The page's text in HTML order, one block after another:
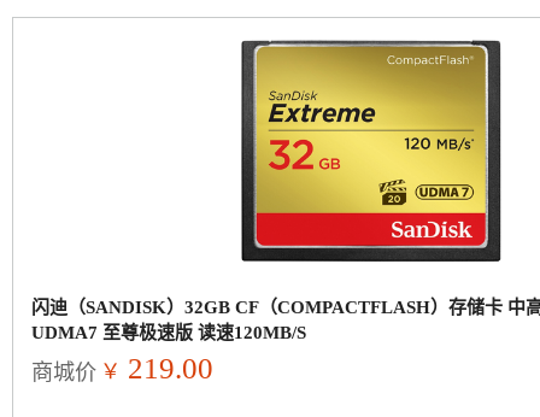
闪迪（SANDISK）32GB CF（COMPACTFLASH）存储卡 中
UDMA7 至尊极速版 读速120MB/S
商城价 ￥ 219.00